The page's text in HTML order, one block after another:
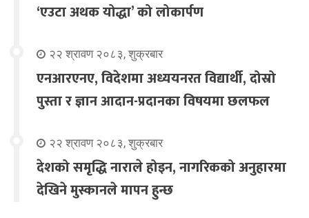
‘एउटा अथक योद्धा’ को लोकार्पण
२२ श्रावण २०८३, शुक्रबार
एनआरएनए, विदेशमा अध्ययनरत विद्यार्थी, दोस्रो
पुस्ता र ज्ञान आदान-प्रदानका विषयमा छलफल
२२ श्रावण २०८३, शुक्रबार
देशको समृद्धि नाराले होइन, नागरिकको अनुहारमा
देखिने मुस्कानले मापन हुन्छ